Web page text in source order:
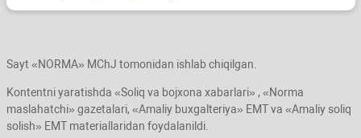
Sayt «NORMA» MChJ tomonidan ishlab chiqilgan.
Kontentni yaratishda «Soliq va bojхona хabarlari» , «Norma
maslahatchi» gazetalari, «Amaliy buхgalteriya» EMT va «Amaliy soliq
solish» EMT materiallaridan foydalanildi.